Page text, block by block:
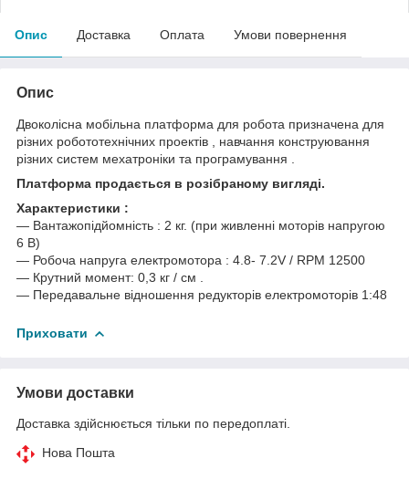
Опис Доставка Оплата Умови повернення
Опис
Двоколісна мобільна платформа для робота призначена для
різних робототехнічних проектів , навчання конструювання
різних систем мехатроніки та програмування .
Платформа продається в розібраному вигляді.
Характеристики :
― Вантажопідйомність : 2 кг. (при живленні моторів напругою
6 В)
― Робоча напруга електромотора : 4.8- 7.2V / RPM 12500
― Крутний момент: 0,3 кг / см .
― Передавальне відношення редукторів електромоторів 1:48
Приховати
Умови доставки
Доставка здійснюється тільки по передоплаті.
Нова Пошта